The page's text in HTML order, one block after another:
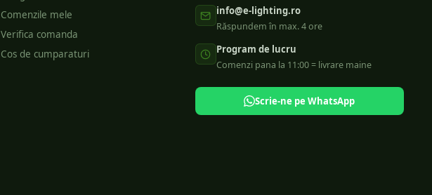
Comenzile mele
Verifica comanda
Cos de cumparaturi
info@e-lighting.ro
Răspundem în max. 4 ore
Program de lucru
Comenzi pana la 11:00 = livrare maine
Scrie-ne pe WhatsApp